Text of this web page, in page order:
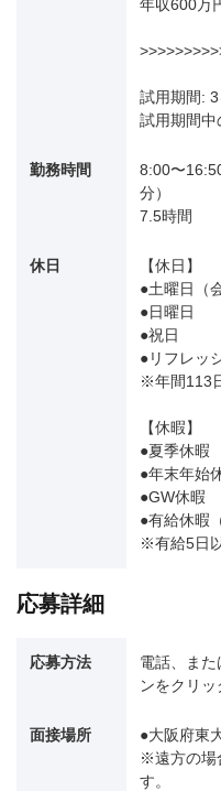
年収600万
試用期間: 3
試用期間中
勤務時間
8:00〜
分）
7.5時間
休日
【休日】
●土曜日（
●日曜日
●祝日
●リフレッ
※年間113
【休暇】
●夏季休暇
●年末年始
●GW休暇
●有給休暇
※有給5日
応募詳細
応募方法
電話、ま
ンをクリッ
面接場所
●大阪府東
※遠方の場
す。